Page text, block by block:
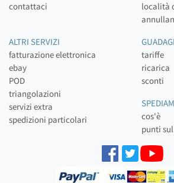
contattaci
località
ALTRI SERVIZI
fatturazione elettronica
ebay
POD
triangolazioni
servizi extra
spedizioni particolari
tariffe
ricarica
sconti
cos'è
punti